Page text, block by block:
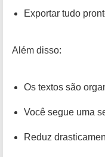
Exportar tudo
Além disso:
Os textos são
Você segue uma
Reduz